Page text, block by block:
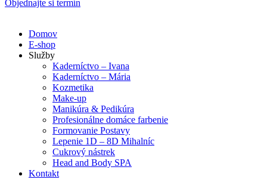
Objednajte si termín
Domov
E-shop
Služby
Kaderníctvo – Ivana
Kaderníctvo – Mária
Kozmetika
Make-up
Manikúra & Pedikúra
Profesionálne domáce farbenie
Formovanie Postavy
Lepenie 1D – 8D Mihalníc
Cukrový nástrek
Head and Body SPA
Kontakt